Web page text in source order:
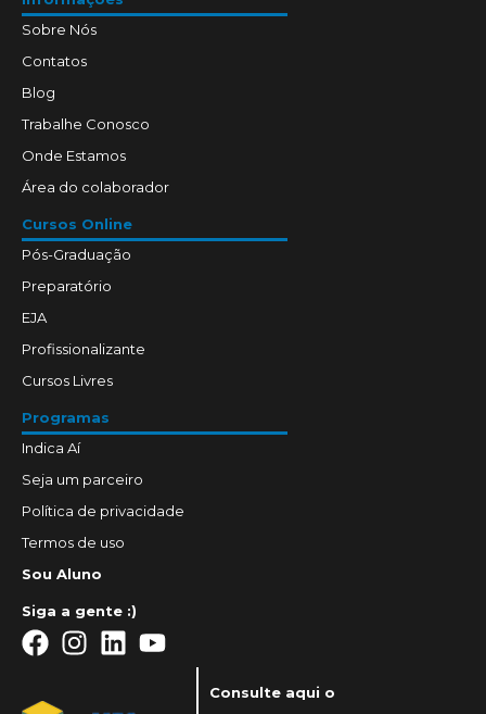
Sobre Nós
Contatos
Blog
Trabalhe Conosco
Onde Estamos
Área do colaborador
Cursos Online
Pós-Graduação
Preparatório
EJA
Profissionalizante
Cursos Livres
Programas
Indica Aí
Seja um parceiro
Política de privacidade
Termos de uso
Sou Aluno
Siga a gente :)
Consulte aqui o